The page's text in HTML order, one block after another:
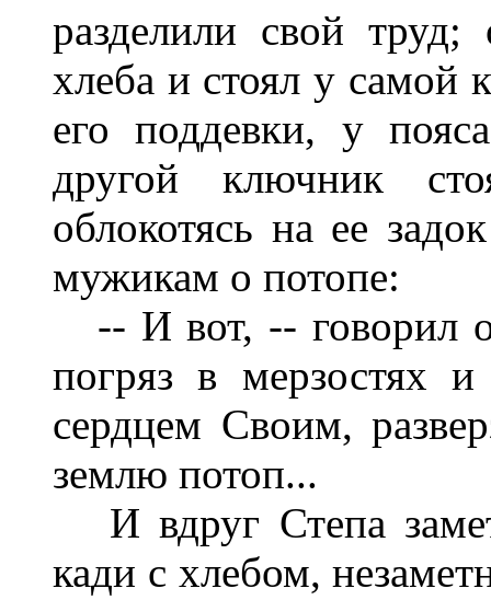
разделили свой
хлеба и стоял у самой
его поддевки, у
другой ключник
облокотясь на ее
мужикам о потопе:
-- И вот, -- говорил
погряз в мерзостях
сердцем Своим,
землю потоп...
И вдруг Степа
кади с хлебом,